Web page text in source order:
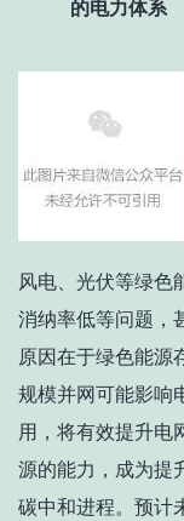
的电力体系
风电、光伏等绿色
消纳率低等问题，
原因在于绿色能源
规模并网可能影响
用，将有效提升电
源的能力，成为提
碳中和进程。预计